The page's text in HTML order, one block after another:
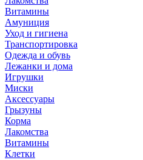
Витамины
Амуниция
Уход и гигиена
Транспортировка
Одежда и обувь
Лежанки и дома
Игрушки
Миски
Аксессуары
Грызуны
Корма
Лакомства
Витамины
Клетки